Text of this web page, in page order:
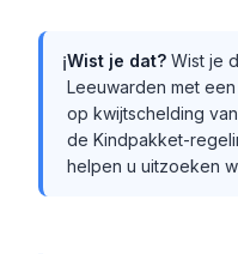
ℹ️Wist je dat? Wist je
Leeuwarden met
op kwijtschelding
de Kindpakket-
helpen u uitzoeken